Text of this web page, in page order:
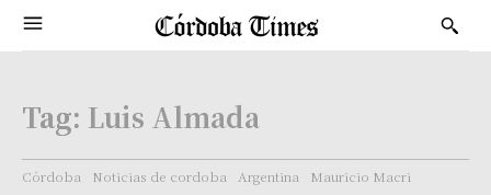
Tag: Luis Almada
Córdoba Noticias de cordoba Argentina
Mauricio Macri